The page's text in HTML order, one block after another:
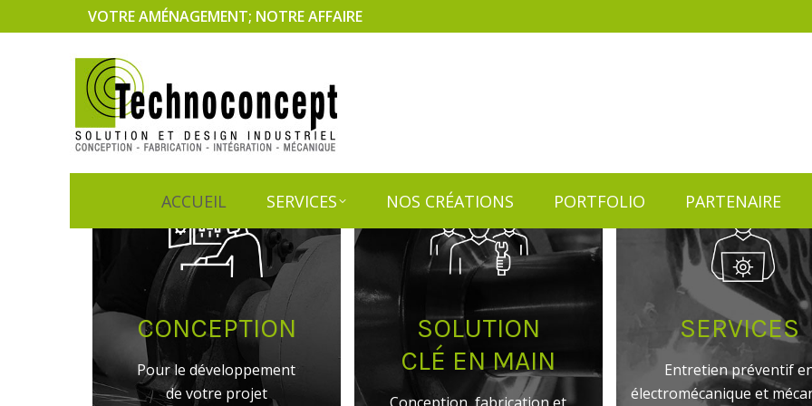
VOTRE AMÉNAGEMENT; NOTRE AFFAIRE
ACCUEIL SERVICES NOS CRÉATIONS PORTFOLIO PARTENAIRE
CONCEPTION
Pour le développement
de votre projet
SOLUTION
CLÉ EN MAIN
SERVICES
Entretien préventif
électromécanique et
ACCUEIL SERVICES NOS CRÉATIONS PORTFOLIO PARTENAIRE